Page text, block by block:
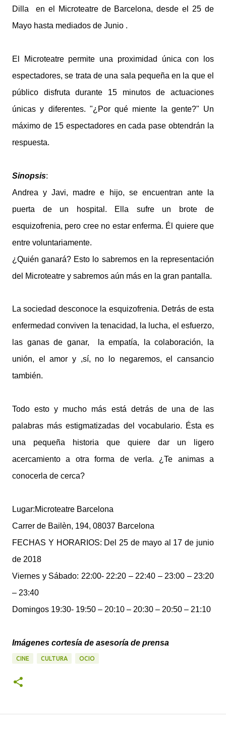
Dilla en el Microteatre de Barcelona, desde el 25 de
Mayo hasta mediados de Junio .
El Microteatre permite una proximidad única con los
espectadores, se trata de una sala pequeña en la que el
público disfruta durante 15 minutos de actuaciones
únicas y diferentes. "¿Por qué miente la gente?" Un
máximo de 15 espectadores en cada pase obtendrán la
respuesta.
Sinopsis:
Andrea y Javi, madre e hijo, se encuentran ante la
puerta de un hospital. Ella sufre un brote de
esquizofrenia, pero cree no estar enferma. Él quiere que
entre voluntariamente.
¿Quién ganará? Esto lo sabremos en la representación
del Microteatre y sabremos aún más en la gran pantalla.
La sociedad desconoce la esquizofrenia. Detrás de esta
enfermedad conviven la tenacidad, la lucha, el esfuerzo,
las ganas de ganar, la empatía, la colaboración, la
unión, el amor y ,sí, no lo negaremos, el cansancio
también.
Todo esto y mucho más está detrás de una de las
palabras más estigmatizadas del vocabulario. Ésta es
una pequeña historia que quiere dar un ligero
acercamiento a otra forma de verla. ¿Te animas a
conocerla de cerca?
Lugar:Microteatre Barcelona
Carrer de Bailèn, 194, 08037 Barcelona
FECHAS Y HORARIOS: Del 25 de mayo al 17 de junio
de 2018
Viernes y Sábado: 22:00- 22:20 – 22:40 – 23:00 – 23:20
– 23:40
Domingos 19:30- 19:50 – 20:10 – 20:30 – 20:50 – 21:10
Imágenes cortesía de asesoría de prensa
CINE CULTURA OCIO